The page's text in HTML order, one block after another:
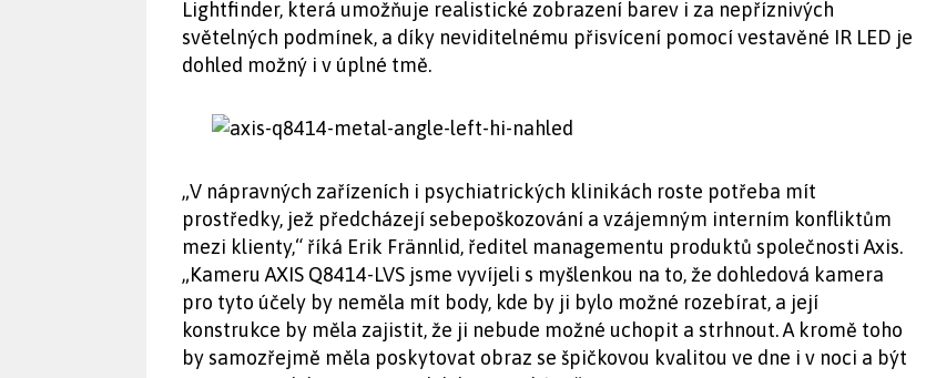
Lightfinder, která umožňuje realistické zobrazení barev i za nepříznivých
světelných podmínek, a díky neviditelnému přisvícení pomocí vestavěné IR LED je
dohled možný i v úplné tmě.
„V nápravných zařízeních i psychiatrických klinikách roste potřeba mít
prostředky, jež předcházejí sebepoškozování a vzájemným interním konfliktům
mezi klienty,“ říká Erik Frännlid, ředitel managementu produktů společnosti Axis.
„Kameru AXIS Q8414-LVS jsme vyvíjeli s myšlenkou na to, že dohledová kamera
pro tyto účely by neměla mít body, kde by ji bylo možné rozebírat, a její
konstrukce by měla zajistit, že ji nebude možné uchopit a strhnout. A kromě toho
by samozřejmě měla poskytovat obraz se špičkovou kvalitou ve dne i v noci a být